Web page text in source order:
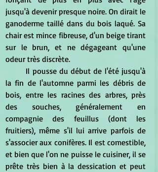
jusqu'à devenir presque noire. On dirait le
ganoderme taillé dans du bois laqué. Sa
chair est mince fibreuse, d'un beige tirant
sur le brun, et ne dégageant qu'une
odeur très discrète.
la fin de l'automne parmi les débris de
bois, entre les racines des arbres, près
des souches, généralement en
compagnie des feuillus (dont les
fruitiers), même s'il lui arrive parfois de
s'associer aux conifères. Il est comestible,
et bien que l'on ne puisse le cuisiner, il se
prête très bien à la dessication et peut